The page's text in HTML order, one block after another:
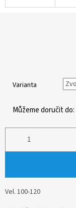
Varianta
Můžeme doručit do:
Vel. 100-120